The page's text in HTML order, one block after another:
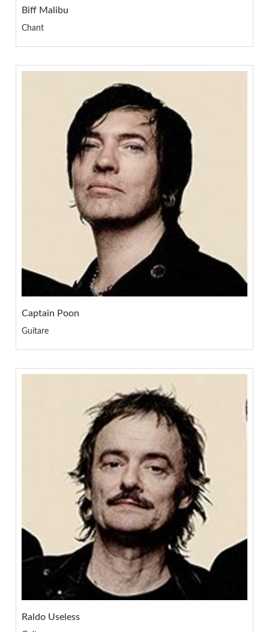
Biff Malibu
Chant
Captain Poon
Guitare
Raldo Useless